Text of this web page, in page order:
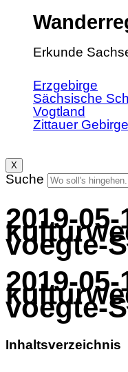
Erkunde
Erzgebirge
Sächsische
Vogtland
Zittauer Gebirge
X
Suche
2019-
voegte-
2019-
voegte-
Inhaltsverzeichnis